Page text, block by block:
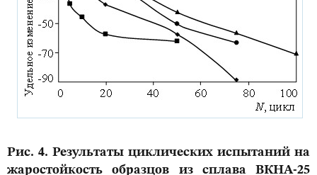
Рис. 4. Результаты циклических испытаний на
жаростойкость образцов из сплава ВКНА-25